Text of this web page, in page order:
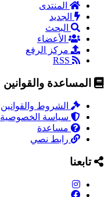
المنتدى
الجديد
البحث
الأعضاء
مركز الرفع
المساعدة والقوانين
الشروط والقوانين
سياسة الخصوصية
مساعدة
رابط نصي
تابعنا